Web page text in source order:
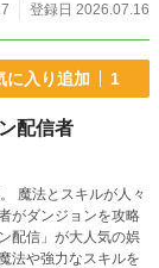
登録日 2026.07.16
に入り追加 1
配信者
魔法とスキルが人々
がダンジョンを攻略
配信」が大人気の娯
法や強力なスキルを